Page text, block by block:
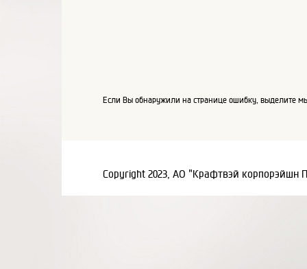
Если Вы обнаружили на странице ошибку, выделите
Copyright 2023, АО "Крафтвэй корпорэйшн